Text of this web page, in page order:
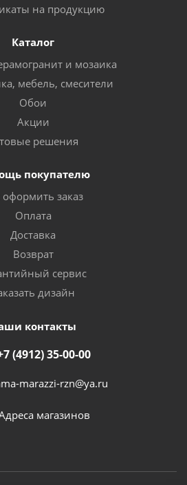
на продукцию
Каталог
и мозаика
мебель, смесители
Обои
Акции
решения
покупателю
оформить заказ
Оплата
Доставка
Возврат
сервис
дизайн
контакты
(4912) 35-00-00
marazzi-rzn@ya.ru
магазинов